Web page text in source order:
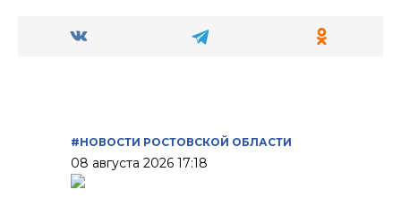
#НОВОСТИ РОСТОВСКОЙ ОБЛАСТИ
08 августа 2026 17:18